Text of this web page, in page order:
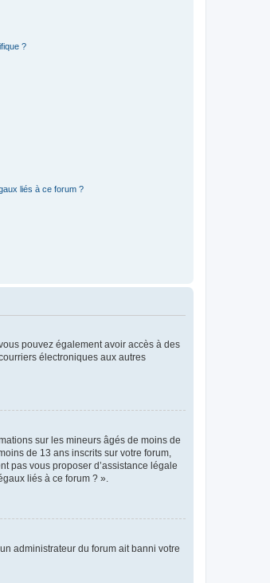
?
liés à ce forum ?
pouvez également avoir accès à des
électroniques aux autres
sur les mineurs âgés de moins de
de 13 ans inscrits sur votre forum,
pas vous proposer d’assistance légale
liés à ce forum ? ».
administrateur du forum ait banni votre